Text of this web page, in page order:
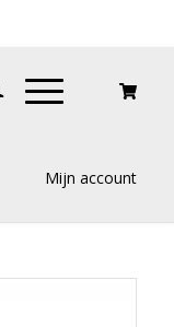
Mijn account